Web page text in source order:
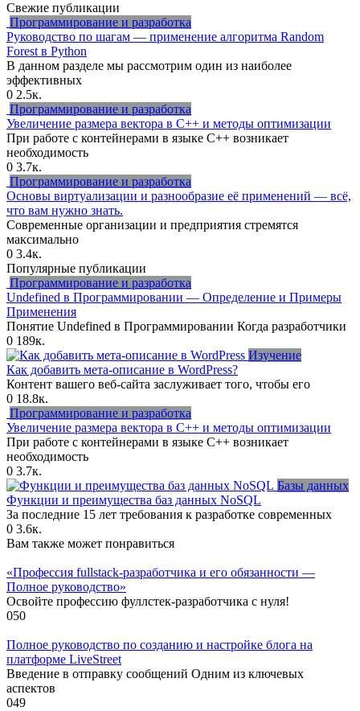
Свежие публикации
Программирование и разработка
Руководство по шагам — применение алгоритма Random
Forest в Python
В данном разделе мы рассмотрим один из наиболее
эффективных
0 2.5к.
Программирование и разработка
Увеличение размера вектора в C++ и методы оптимизации
При работе с контейнерами в языке C++ возникает
необходимость
0 3.7к.
Программирование и разработка
Основы виртуализации и разнообразие её применений — всё,
что вам нужно знать.
Современные организации и предприятия стремятся
максимально
0 3.4к.
Популярные публикации
Программирование и разработка
Undefined в Программировании — Определение и Примеры
Применения
Понятие Undefined в Программировании Когда разработчики
0 189к.
Изучение
Как добавить мета-описание в WordPress?
Контент вашего веб-сайта заслуживает того, чтобы его
0 18.8к.
Программирование и разработка
Увеличение размера вектора в C++ и методы оптимизации
При работе с контейнерами в языке C++ возникает
необходимость
0 3.7к.
Базы данных
Функции и преимущества баз данных NoSQL
За последние 15 лет требования к разработке современных
0 3.6к.
Вам также может понравиться
«Профессия fullstack-разработчика и его обязанности —
Полное руководство»
Освойте профессию фуллстек-разработчика с нуля!
050
Полное руководство по созданию и настройке блога на
платформе LiveStreet
Введение в отправку сообщений Одним из ключевых
аспектов
049